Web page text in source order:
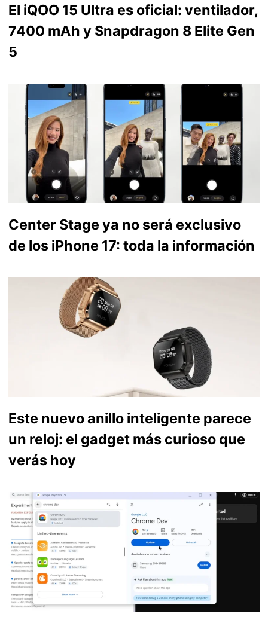
El iQOO 15 Ultra es oficial: ventilador,
7400 mAh y Snapdragon 8 Elite Gen
5
Center Stage ya no será exclusivo
de los iPhone 17: toda la información
Este nuevo anillo inteligente parece
un reloj: el gadget más curioso que
verás hoy